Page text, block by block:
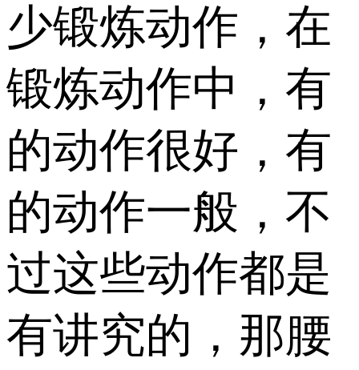
少锻炼动作，在
锻炼动作中，有
的动作很好，有
的动作一般，不
过这些动作都是
有讲究的，那腰